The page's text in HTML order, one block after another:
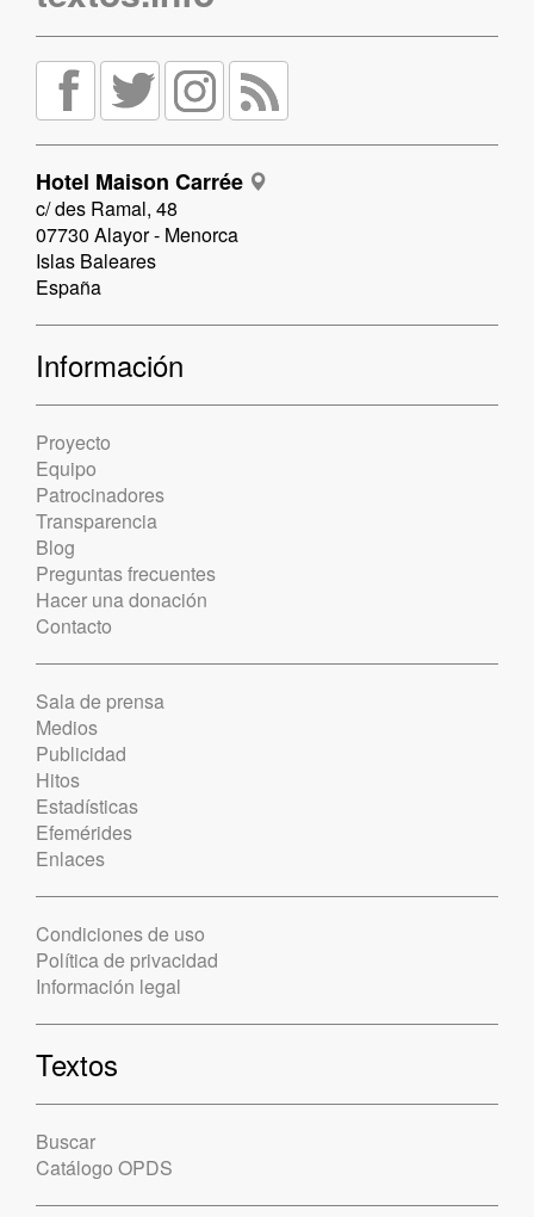
Hotel Maison Carrée
c/ des Ramal, 48
07730 Alayor - Menorca
Islas Baleares
España
Información
Proyecto
Equipo
Patrocinadores
Transparencia
Blog
Preguntas frecuentes
Hacer una donación
Contacto
Sala de prensa
Medios
Publicidad
Hitos
Estadísticas
Efemérides
Enlaces
Condiciones de uso
Política de privacidad
Información legal
Textos
Buscar
Catálogo OPDS